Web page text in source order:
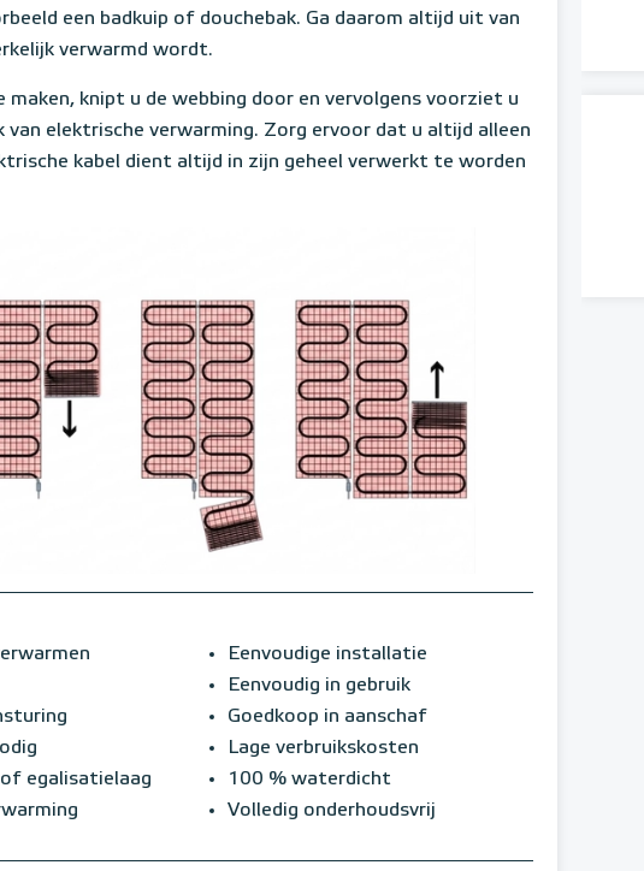
een badkuip of douchebak. Ga daarom altijd uit van
verwarmd wordt.
maken, knipt u de webbing door en vervolgens voorziet u
van elektrische verwarming. Zorg ervoor dat u altijd alleen
kabel dient altijd in zijn geheel verwerkt te worden
egalisatielaag
Eenvoudige installatie
Eenvoudig in gebruik
Goedkoop in aanschaf
Lage verbruikskosten
100 % waterdicht
Volledig onderhoudsvrij